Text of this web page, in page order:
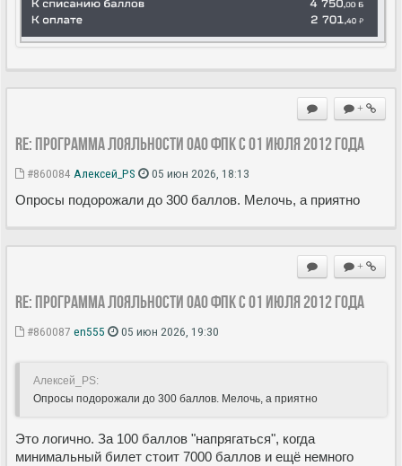
+
Re: Программа лояльности ОАО ФПК с 01 июля 2012 года
#860084 Алексей_PS 05 июн 2026, 18:13
Опросы подорожали до 300 баллов. Мелочь, а приятно
+
Re: Программа лояльности ОАО ФПК с 01 июля 2012 года
#860087 en555 05 июн 2026, 19:30
Алексей_PS:
Опросы подорожали до 300 баллов. Мелочь, а приятно
Это логично. За 100 баллов "напрягаться", когда
минимальный билет стоит 7000 баллов и ещё немного